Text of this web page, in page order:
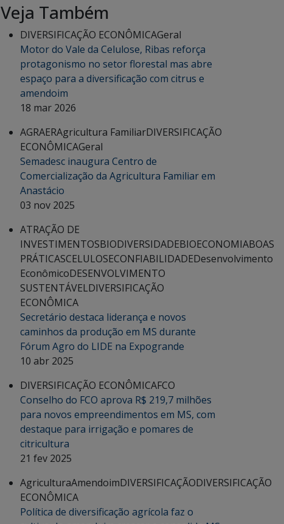
Veja Também
DIVERSIFICAÇÃO ECONÔMICAGeral
Motor do Vale da Celulose, Ribas reforça
protagonismo no setor florestal mas abre
espaço para a diversificação com citrus e
amendoim
18 mar 2026
AGRAERAgricultura FamiliarDIVERSIFICAÇÃO
ECONÔMICAGeral
Semadesc inaugura Centro de
Comercialização da Agricultura Familiar em
Anastácio
03 nov 2025
ATRAÇÃO DE
INVESTIMENTOSBIODIVERSIDADEBIOECONOMIABOAS
PRÁTICASCELULOSECONFIABILIDADEDesenvolvimento
EconômicoDESENVOLVIMENTO
SUSTENTÁVELDIVERSIFICAÇÃO
ECONÔMICA
Secretário destaca liderança e novos
caminhos da produção em MS durante
Fórum Agro do LIDE na Expogrande
10 abr 2025
DIVERSIFICAÇÃO ECONÔMICAFCO
Conselho do FCO aprova R$ 219,7 milhões
para novos empreendimentos em MS, com
destaque para irrigação e pomares de
citricultura
21 fev 2025
AgriculturaAmendoimDIVERSIFICAÇÃODIVERSIFICAÇÃO
ECONÔMICA
Política de diversificação agrícola faz o